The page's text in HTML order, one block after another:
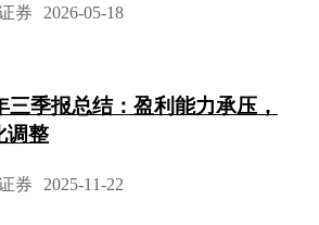
券 2026-05-18
三季报总结：盈利能力承压，
调整
券 2025-11-22